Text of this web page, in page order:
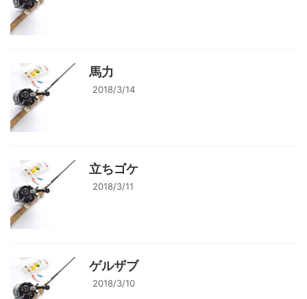
馬力
2018/3/14
立ちゴケ
2018/3/11
ゲルザブ
2018/3/10